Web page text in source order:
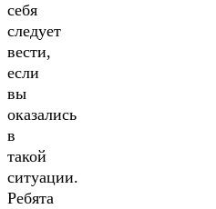
себя
следует
вести,
если
вы
оказались
в
такой
ситуации.
Ребята